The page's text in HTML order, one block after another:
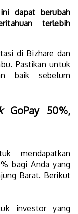
dapat berubah
terlebih
di Bizhare dan
Pastikan untuk
baik sebelum
GoPay 50%,
mendapatkan
bagi Anda yang
Barat. Berikut
investor yang